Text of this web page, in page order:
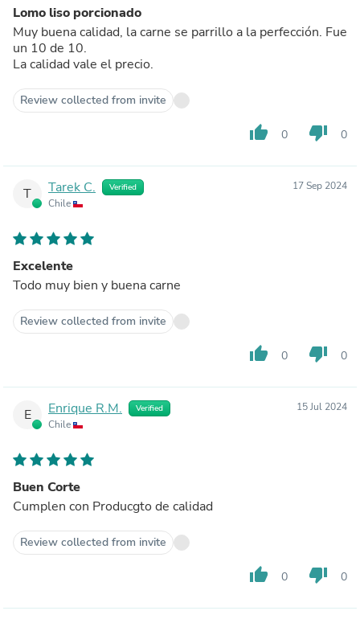
Lomo liso porcionado
Muy buena calidad, la carne se parrillo a la perfección. Fue
un 10 de 10.
La calidad vale el precio.
Review collected from invite
thumb_up 0 thumb_down 0
T Tarek C. Verified
Chile
17 Sep 2024
Excelente
Todo muy bien y buena carne
Review collected from invite
thumb_up 0 thumb_down 0
E Enrique R.M. Verified
Chile
15 Jul 2024
Buen Corte
Cumplen con Producgto de calidad
Review collected from invite
thumb_up 0 thumb_down 0